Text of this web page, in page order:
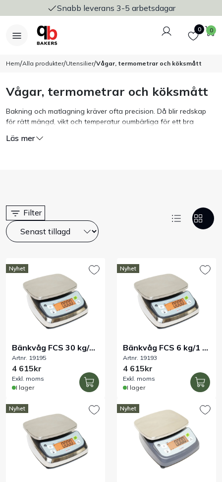
Snabb leverans 3-5 arbetsdagar
Logga in
Favoriter
0 0
Nyheter
Bakers Pureline
Utensilier
Råvaruhantering & lagring
Maskiner & apparater
Exponering & servering
Städutrustning
Arbetskläder
Plåtbyte
Monin
Handla efter bransch
Hem/Alla produkter/Utensilier/Vågar, termometrar och köksmått
Vågar, termometrar och köksmått
Bakning och matlagning kräver ofta precision. Då blir redskap
för rätt mängd, vikt och temperatur oumbärliga för ett bra
och köksmått i olika storlekar, material och funktioner; digitala,
Termometern är ett viktigt instument självklart för själva
matlagningen, men också för kvalitets- och hygienkontroll enligt
HACCP.
Läs mer
Filter
Nyhet
Bänkvåg FCS 30 kg/5
g IP68 rostfri
Artnr. 19195
4 615kr
Exkl. moms
I lager
Nyhet
Bänkvåg FCS 6 kg/1 g
IP68 rostfri
Artnr. 19193
4 615kr
Exkl. moms
I lager
Nyhet Nyhet